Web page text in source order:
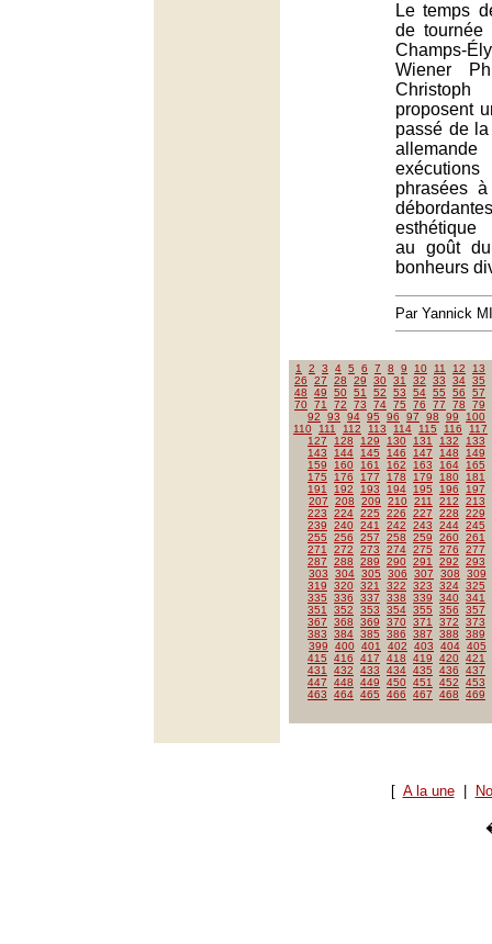
Le temps
de tournée
Wiener
proposent
passé de
phrasées
esthétique
au goût
bonheurs
Par Yannick
1 2 3 4 5 6 7 8 9 10 11 12
13
26
27 28 29 30 31 32 33 34 35
48
49 50 51 52 53 54 55 56
57
70 71 72 73 74 75 76 77 78
79
92
93 94 95 96 97 98 99
100
110
111 112 113 114 115 116
117
127
128 129 130 131 132
133
143
144 145 146 147 148
149
159
160 161 162 163 164
165
175
176 177 178 179 180
181
191
192 193 194 195 196
197
207
208 209 210 211 212
213
223
224 225 226 227 228
229
239
240 241 242 243 244 245
255
256 257 258 259 260 261
271
272 273 274 275 276
277
287
288 289 290 291 292
293
303
304 305 306 307 308
309
319
320 321 322 323 324 325
335
336 337 338 339 340 341
351
352 353 354 355 356
357
367
368 369 370 371 372
373
383
384 385 386 387 388
389
399
400 401 402 403 404 405
415
416 417 418 419 420 421
431
432 433 434 435 436
437
447
448 449 450 451 452
453
463
464 465 466 467 468 469
[ A la une|